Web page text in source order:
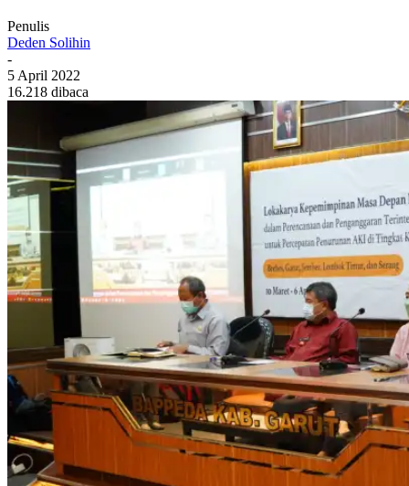
Penulis
Deden Solihin
-
5 April 2022
16.218 dibaca